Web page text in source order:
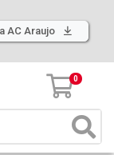
AC Araujo
0